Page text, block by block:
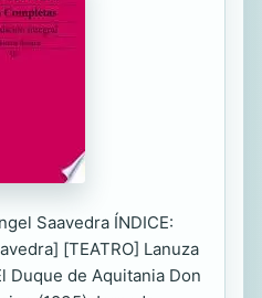
Saavedra ÍNDICE:
[TEATRO] Lanuza
Duque de Aquitania Don